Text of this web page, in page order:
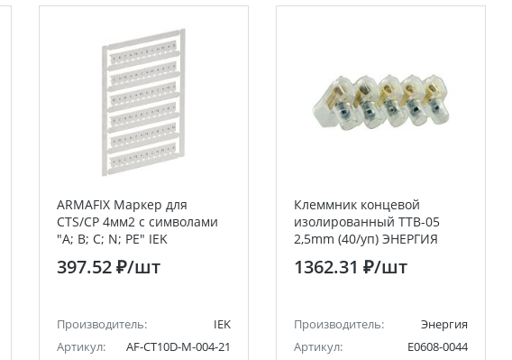
ARMAFIX Маркер для
CTS/CP 4мм2 с символами
"A; B; C; N; PE" IEK
397.52 ₽/шт
Производитель:
IEK
Артикул:
AF-CT10D-M-004-21
Клеммник концевой
изолированный TTB-05
2,5mm (40/уп) ЭНЕРГИЯ
1362.31 ₽/шт
Производитель:
Энергия
Артикул:
Е0608-0044